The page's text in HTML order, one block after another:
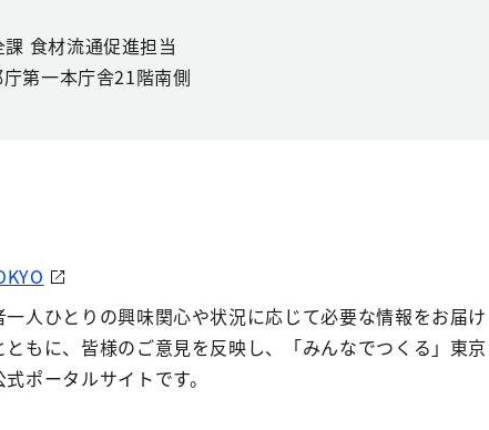
食材流通促進担当
第一本庁舎21階南側
一人ひとりの興味関心や状況に応じて必要な情報をお届け
ともに、皆様のご意見を反映し、「みんなでつくる」東京
ポータルサイトです。